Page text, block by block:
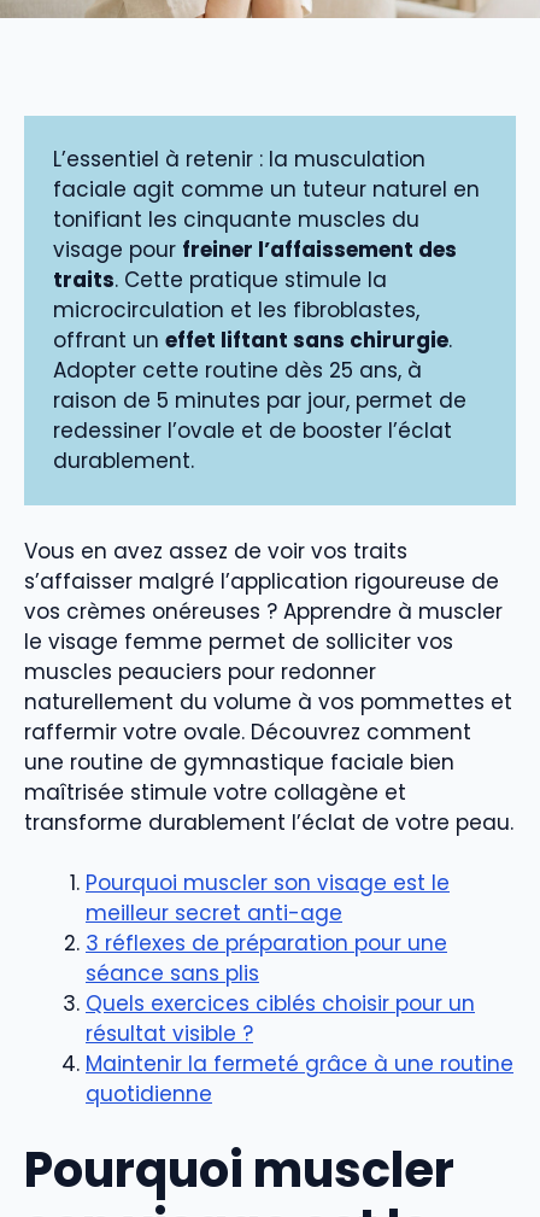
L’essentiel à retenir : la musculation
faciale agit comme un tuteur naturel en
tonifiant les cinquante muscles du
visage pour freiner l’affaissement des
traits. Cette pratique stimule la
microcirculation et les fibroblastes,
offrant un effet liftant sans chirurgie.
Adopter cette routine dès 25 ans, à
raison de 5 minutes par jour, permet de
redessiner l’ovale et de booster l’éclat
durablement.
Vous en avez assez de voir vos traits
s’affaisser malgré l’application rigoureuse de
vos crèmes onéreuses ? Apprendre à muscler
le visage femme permet de solliciter vos
muscles peauciers pour redonner
naturellement du volume à vos pommettes et
raffermir votre ovale. Découvrez comment
une routine de gymnastique faciale bien
maîtrisée stimule votre collagène et
transforme durablement l’éclat de votre peau.
Pourquoi muscler son visage est le
meilleur secret anti-age
3 réflexes de préparation pour une
séance sans plis
Quels exercices ciblés choisir pour un
résultat visible ?
Maintenir la fermeté grâce à une routine
quotidienne
Pourquoi muscler